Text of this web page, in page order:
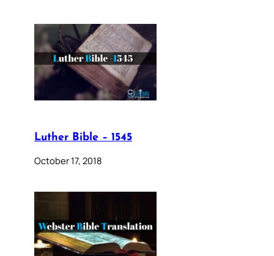
Luther Bible – 1545
October 17, 2018